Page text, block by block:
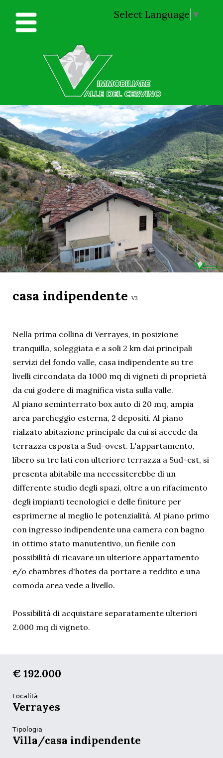
Select Language ▼
casa indipendente V3
Nella prima collina di Verrayes, in posizione
tranquilla, soleggiata e a soli 2 km dai principali
servizi del fondo valle, casa indipendente su tre
livelli circondata da 1000 mq di vigneti di proprietà
da cui godere di magnifica vista sulla valle.
Al piano seminterrato box auto di 20 mq, ampia
area parcheggio esterna, 2 depositi. Al piano
rialzato abitazione principale da cui si accede da
terrazza esposta a Sud-ovest. L'appartamento,
libero su tre lati con ulteriore terrazza a Sud-est, si
presenta abitabile ma necessiterebbe di un
differente studio degli spazi, oltre a un rifacimento
degli impianti tecnologici e delle finiture per
esprimerne al meglio le potenzialità. Al piano primo
con ingresso indipendente una camera con bagno
in ottimo stato manutentivo, un fienile con
possibilità di ricavare un ulteriore appartamento
e/o chambres d'hotes da portare a reddito e una
comoda area vede a livello.
Possibilità di acquistare separatamente ulteriori
2.000 mq di vigneto.
€ 192.000
Località
Verrayes
Tipologia
Villa/casa indipendente